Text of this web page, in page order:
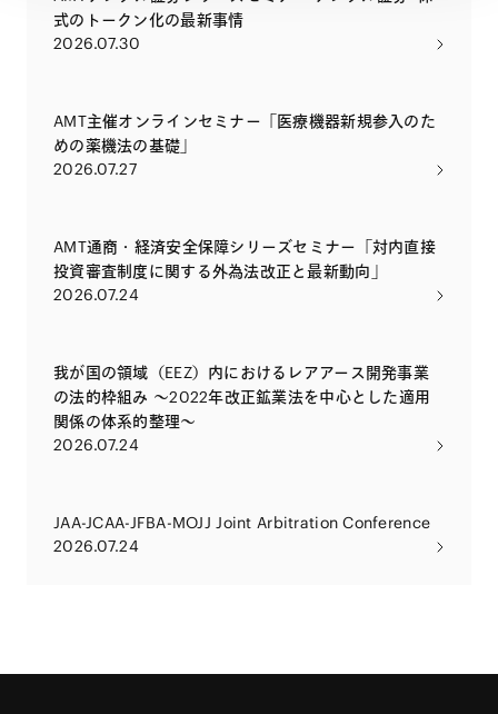
式のトークン化の最新事情
2026.07.30
AMT主催オンラインセミナー「医療機器新規参入のた
めの薬機法の基礎」
2026.07.27
AMT通商・経済安全保障シリーズセミナー「対内直接
投資審査制度に関する外為法改正と最新動向」
2026.07.24
我が国の領域（EEZ）内におけるレアアース開発事業
の法的枠組み 〜2022年改正鉱業法を中心とした適用
関係の体系的整理〜
2026.07.24
JAA-JCAA-JFBA-MOJJ Joint Arbitration Conference
2026.07.24